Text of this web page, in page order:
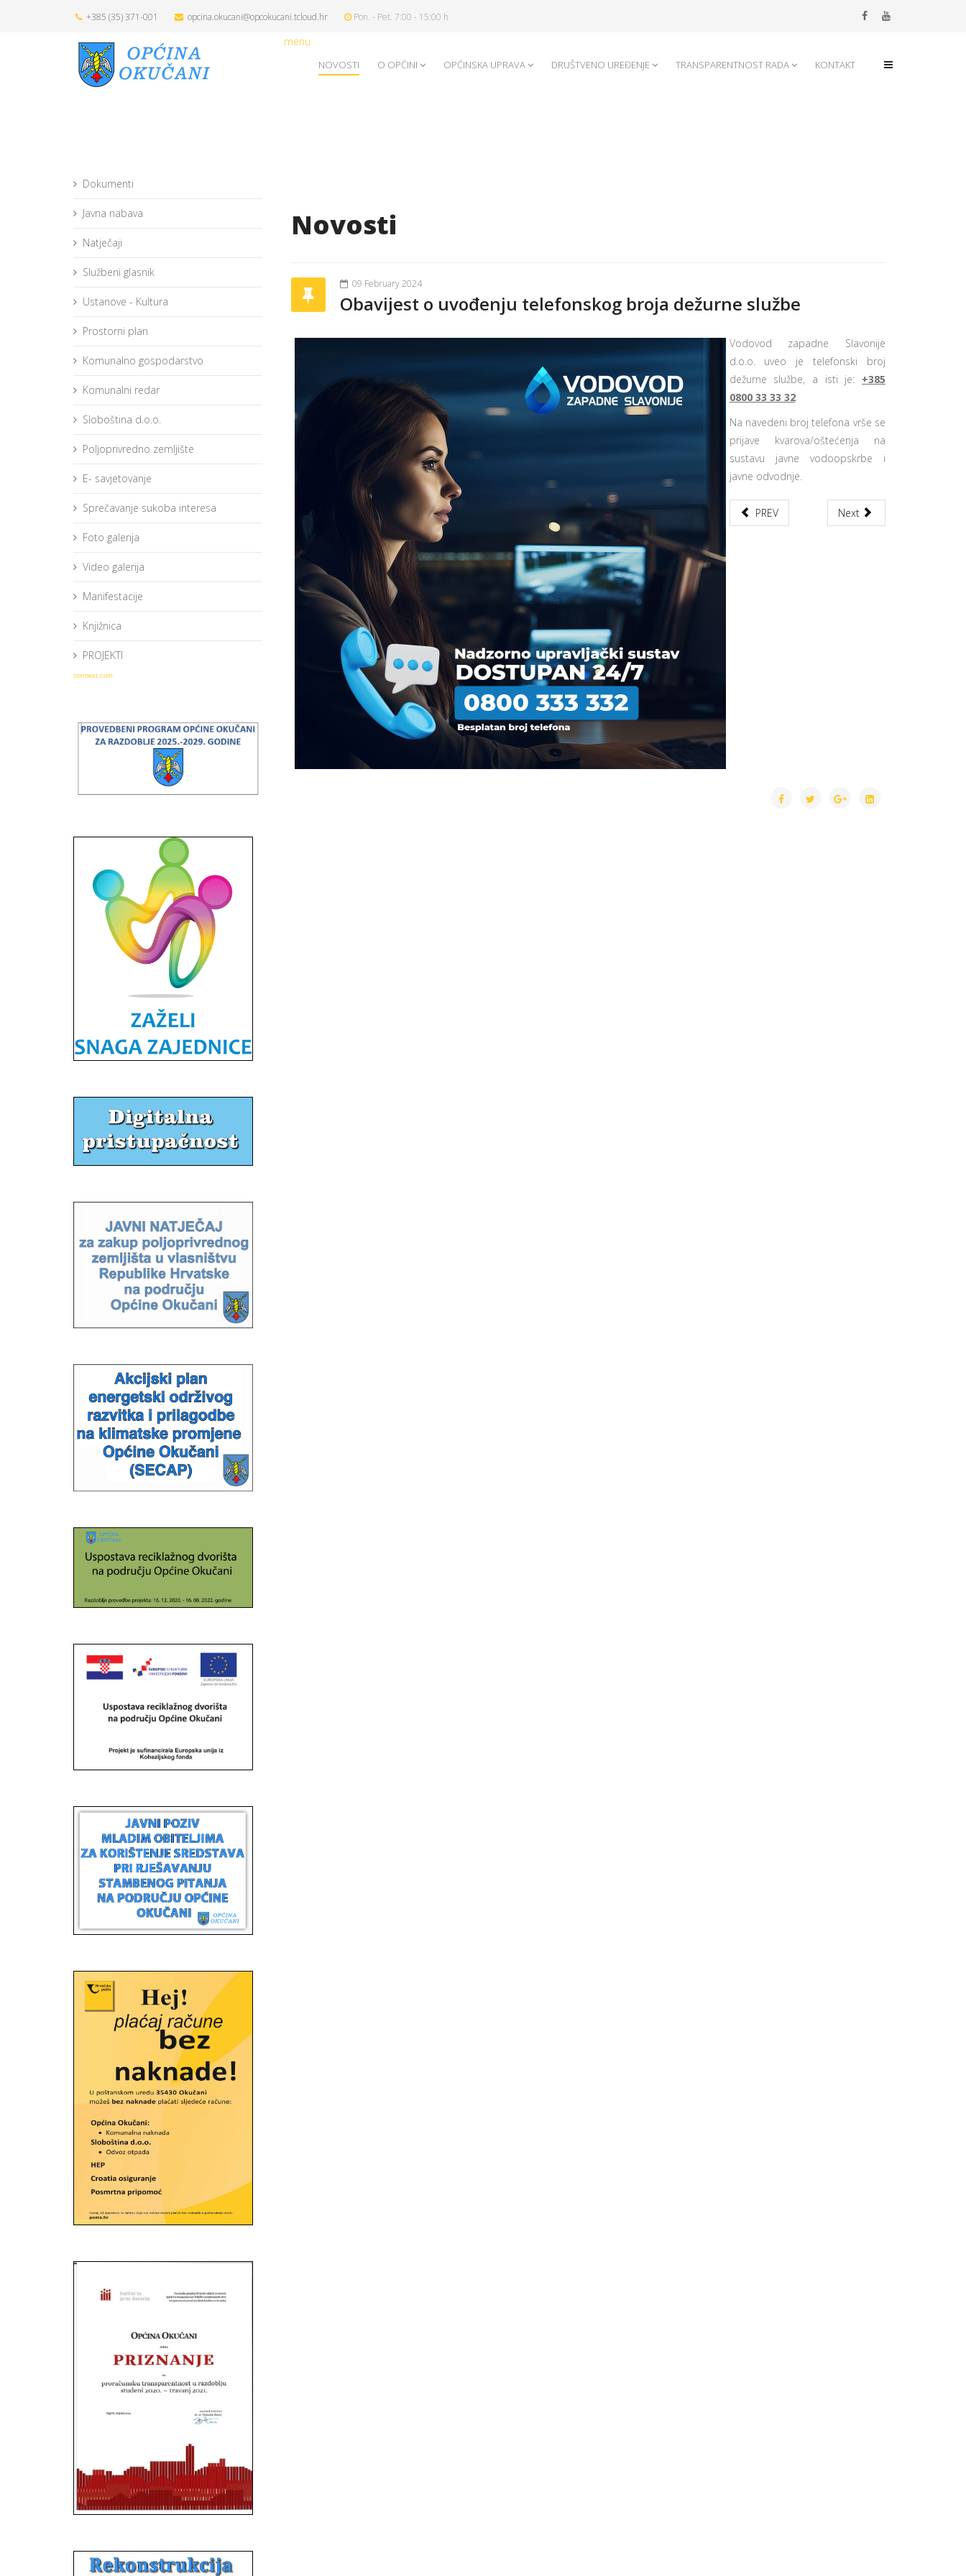
+385 (35) 371-001 opcina.okucani@opcokucani.tcloud.hr Pon. - Pet. 7:00 - 15:00 h
menu
NOVOSTI O OPĆINI OPĆINSKA UPRAVA DRUŠTVENO UREĐENJE TRANSPARENTNOST RADA KONTAKT
Dokumenti
Javna nabava
Natječaji
Službeni glasnik
Ustanove - Kultura
Prostorni plan
Komunalno gospodarstvo
Komunalni redar
Sloboština d.o.o.
Poljoprivredno zemljište
E- savjetovanje
Sprečavanje sukoba interesa
Foto galerija
Video galerija
Manifestacije
Knjižnica
PROJEKTI
norrnext.com
Novosti
09 February 2024
Obavijest o uvođenju telefonskog broja dežurne službe
Vodovod zapadne Slavonije
d.o.o. uveo je telefonski broj
dežurne službe, a isti je: +385
0800 33 33 32
Na navedeni broj telefona vrše se
prijave kvarova/oštećenja na
sustavu javne vodoopskrbe i
javne odvodnje.
PREV Next